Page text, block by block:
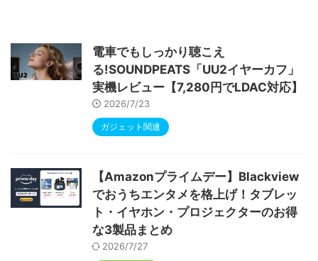
RGBライト 児童守護 IPS画面 日本語説明書
電車でもしっかり聴こえ
る!SOUNDPEATS「UU2イヤーカフ」
実機レビュー【7,280円でLDAC対応】
2026/7/23
ガジェット関連
【Amazonプライムデー】Blackview
でおうちエンタメを格上げ！タブレッ
ト・イヤホン・プロジェクターのお得
な3製品まとめ
2026/7/27